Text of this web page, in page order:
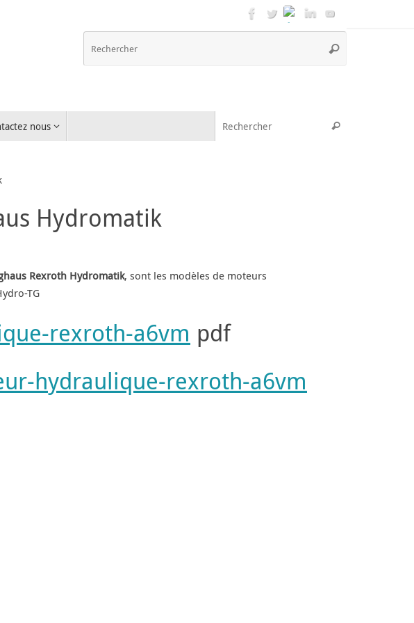
Rechercher
nous Rechercher
Hydromatik
Rexroth Hydromatik, sont les modèles de moteurs
TG
rexroth-a6vm pdf
hydraulique-rexroth-a6vm